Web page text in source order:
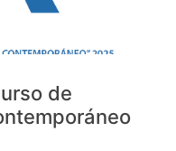
de